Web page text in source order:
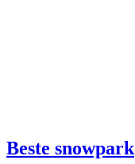
Beste snowpark